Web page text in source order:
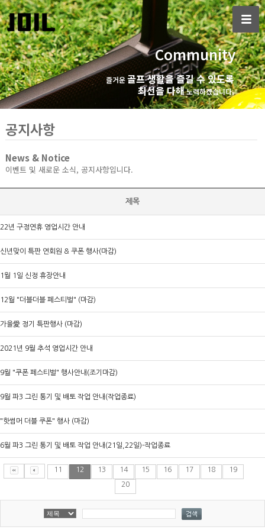
Community
즐거운골프 생활을 즐길 수 있도록
최선을 다해노력하겠습니다.
공지사항
News & Notice
이벤트 및 새로운 소식, 공지사항입니다.
제목
22년 구정연휴 영업시간 안내
신년맞이 특판 연회원 & 쿠폰 행사(마감)
1월 1일 신정 휴장안내
12월 "더블더블 페스티벌" (마감)
가을愛 정기 특판행사 (마감)
2021년 9월 추석 영업시간 안내
9월 "쿠폰 페스티벌" 행사안내(조기마감)
9월 파3 그린 통기 및 배토 작업 안내(작업종료)
"핫썸머 더블 쿠폰" 행사 (마감)
6월 파3 그린 통기 및 배토 작업 안내(21일,22일)-작업종료
11 12 13 14 15 16 17 18 19
20